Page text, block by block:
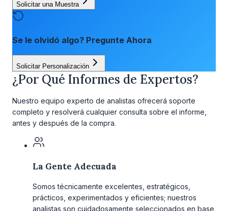
Solicitar una Muestra
Se le olvidó algo? Pregunte Ahora
Solicitar Personalización
¿Por Qué Informes de Expertos?
Nuestro equipo experto de analistas ofrecerá soporte
completo y resolverá cualquier consulta sobre el informe,
antes y después de la compra.
La Gente Adecuada
Somos técnicamente excelentes, estratégicos,
prácticos, experimentados y eficientes; nuestros
analistas son cuidadosamente seleccionados en base